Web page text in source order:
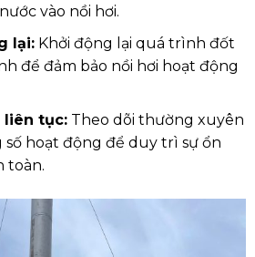
vào nồi hơi.
lại: Khởi động lại quá trình đốt
để đảm bảo nồi hơi hoạt động
liên tục: Theo dõi thường xuyên
số hoạt động để duy trì sự ổn
toàn.